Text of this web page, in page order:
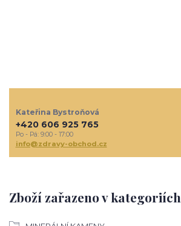
Zboží zařazeno v kategoriích
Kateřina Bystroňová
+420 606 925 765
Po - Pá: 9:00 - 17:00
info@zdravy-obchod.cz